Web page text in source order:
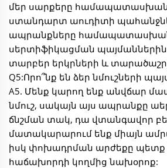
մեր սարքերը
ստանդարտ աուդիտի
ապրանքները
սերտիֆիկացման պայմաններին
տարբեր երկրների և
Q5:Որո՞նք են ձեր նմուշների
A5. Մենք կարող ենք անվճար
նմուշ, սակայն այս ապրանքը
ճնշման տակ, դա վտանգավոր
մատակարարում ենք միայն
իսկ փոխադրման արժեքը պետք
հաճախորդի կողմից նախօրոք: